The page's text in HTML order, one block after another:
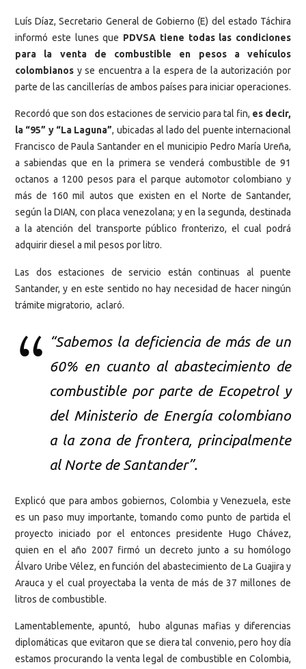
Luís Díaz, Secretario General de Gobierno (E) del estado Táchira
informó este lunes que PDVSA tiene todas las condiciones
para la venta de combustible en pesos a vehículos
colombianos y se encuentra a la espera de la autorización por
parte de las cancillerías de ambos países para iniciar operaciones.
Recordó que son dos estaciones de servicio para tal fin, es decir,
la “95” y “La Laguna”, ubicadas al lado del puente internacional
Francisco de Paula Santander en el municipio Pedro María Ureña,
a sabiendas que en la primera se venderá combustible de 91
octanos a 1200 pesos para el parque automotor colombiano y
más de 160 mil autos que existen en el Norte de Santander,
según la DIAN, con placa venezolana; y en la segunda, destinada
a la atención del transporte público fronterizo, el cual podrá
adquirir diesel a mil pesos por litro.
Las dos estaciones de servicio están continuas al puente
Santander, y en este sentido no hay necesidad de hacer ningún
trámite migratorio, aclaró.
“Sabemos la deficiencia de más de un
60% en cuanto al abastecimiento de
combustible por parte de Ecopetrol y
del Ministerio de Energía colombiano
a la zona de frontera, principalmente
al Norte de Santander”.
Explicó que para ambos gobiernos, Colombia y Venezuela, este
es un paso muy importante, tomando como punto de partida el
proyecto iniciado por el entonces presidente Hugo Chávez,
quien en el año 2007 firmó un decreto junto a su homólogo
Álvaro Uribe Vélez, en función del abastecimiento de La Guajira y
Arauca y el cual proyectaba la venta de más de 37 millones de
litros de combustible.
Lamentablemente, apuntó, hubo algunas mafias y diferencias
diplomáticas que evitaron que se diera tal convenio, pero hoy día
estamos procurando la venta legal de combustible en Colombia,